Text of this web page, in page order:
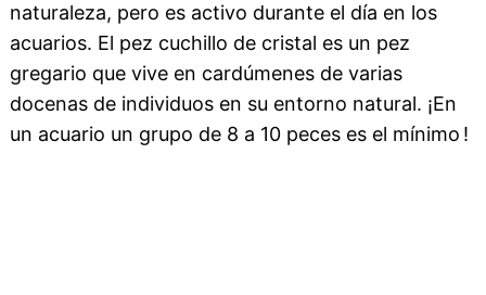
naturaleza, pero es activo durante el día en los
acuarios. El pez cuchillo de cristal es un pez
gregario que vive en cardúmenes de varias
docenas de individuos en su entorno natural. ¡En
un acuario un grupo de 8 a 10 peces es el mínimo !